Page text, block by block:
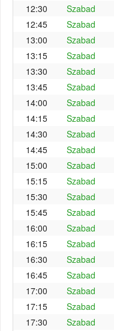
12:30
Szabad
12:45
Szabad
13:00
Szabad
13:15
Szabad
13:30
Szabad
13:45
Szabad
14:00
Szabad
14:15
Szabad
14:30
Szabad
14:45
Szabad
15:00
Szabad
15:15
Szabad
15:30
Szabad
15:45
Szabad
16:00
Szabad
16:15
Szabad
16:30
Szabad
16:45
Szabad
17:00
Szabad
17:15
Szabad
17:30
Szabad